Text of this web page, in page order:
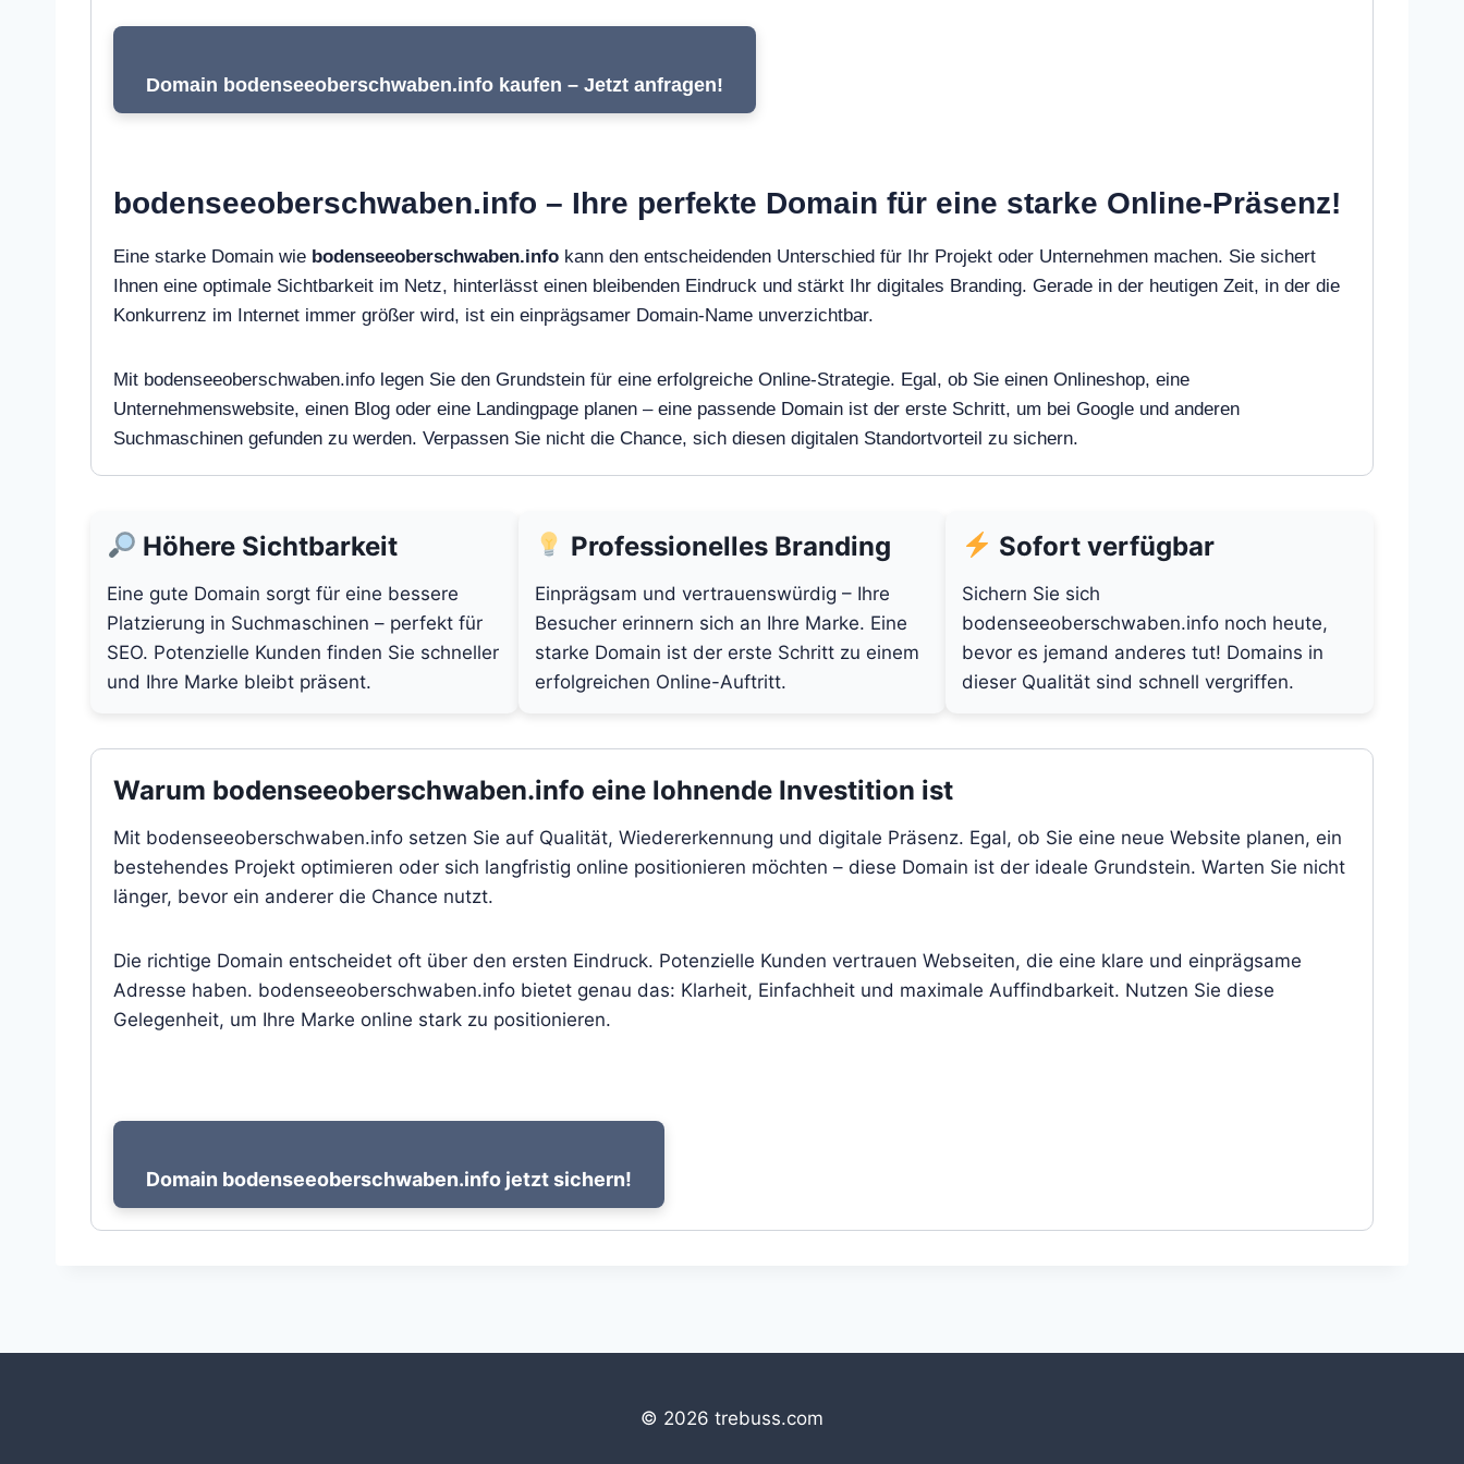
Domain bodenseeoberschwaben.info kaufen – Jetzt anfragen!
bodenseeoberschwaben.info – Ihre perfekte Domain für eine starke Online-Präsenz!
Eine starke Domain wie bodenseeoberschwaben.info kann den entscheidenden Unterschied für Ihr Projekt oder Unternehmen machen. Sie sichert
Ihnen eine optimale Sichtbarkeit im Netz, hinterlässt einen bleibenden Eindruck und stärkt Ihr digitales Branding. Gerade in der heutigen Zeit, in der die
Konkurrenz im Internet immer größer wird, ist ein einprägsamer Domain-Name unverzichtbar.
Mit bodenseeoberschwaben.info legen Sie den Grundstein für eine erfolgreiche Online-Strategie. Egal, ob Sie einen Onlineshop, eine
Unternehmenswebsite, einen Blog oder eine Landingpage planen – eine passende Domain ist der erste Schritt, um bei Google und anderen
Suchmaschinen gefunden zu werden. Verpassen Sie nicht die Chance, sich diesen digitalen Standortvorteil zu sichern.
Höhere Sichtbarkeit
Eine gute Domain sorgt für eine bessere
Platzierung in Suchmaschinen – perfekt für
SEO. Potenzielle Kunden finden Sie schneller
und Ihre Marke bleibt präsent.
Professionelles Branding
Einprägsam und vertrauenswürdig – Ihre
Besucher erinnern sich an Ihre Marke. Eine
starke Domain ist der erste Schritt zu einem
erfolgreichen Online-Auftritt.
Sofort verfügbar
Sichern Sie sich
bodenseeoberschwaben.info noch heute,
bevor es jemand anderes tut! Domains in
dieser Qualität sind schnell vergriffen.
Warum bodenseeoberschwaben.info eine lohnende Investition ist
Mit bodenseeoberschwaben.info setzen Sie auf Qualität, Wiedererkennung und digitale Präsenz. Egal, ob Sie eine neue Website planen, ein
bestehendes Projekt optimieren oder sich langfristig online positionieren möchten – diese Domain ist der ideale Grundstein. Warten Sie nicht
länger, bevor ein anderer die Chance nutzt.
Die richtige Domain entscheidet oft über den ersten Eindruck. Potenzielle Kunden vertrauen Webseiten, die eine klare und einprägsame
Adresse haben. bodenseeoberschwaben.info bietet genau das: Klarheit, Einfachheit und maximale Auffindbarkeit. Nutzen Sie diese
Gelegenheit, um Ihre Marke online stark zu positionieren.
Domain bodenseeoberschwaben.info jetzt sichern!
© 2026 trebuss.com